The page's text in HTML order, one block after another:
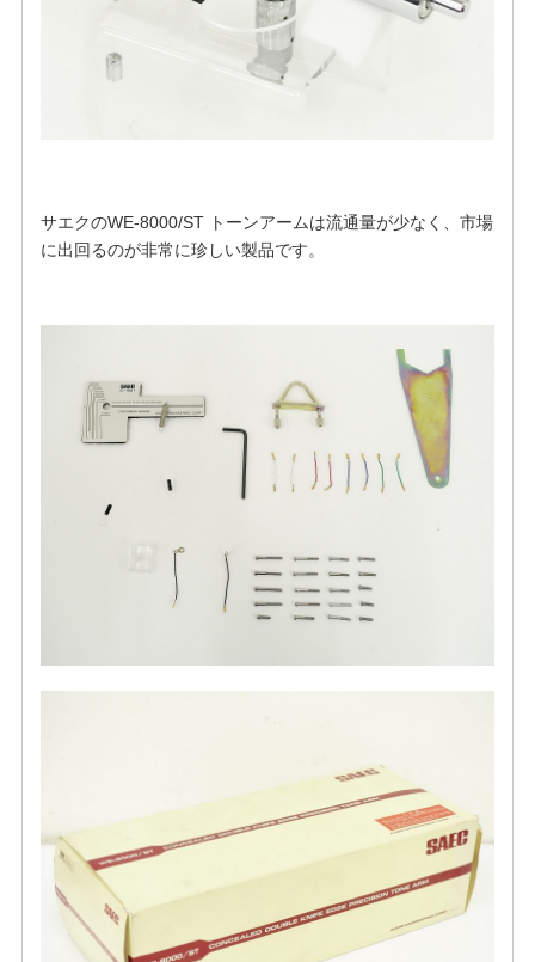
サエクのWE-8000/ST トーンアームは流通量が少なく、市場
に出回るのが非常に珍しい製品です。